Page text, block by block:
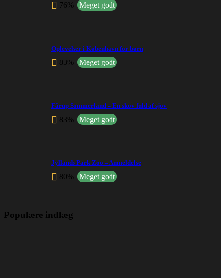
76% Meget godt
Oplevelser i København for børn
83% Meget godt
Fårup Sommerland – En skov fuld af sjov
83% Meget godt
Jyllands Park Zoo – Anmeldelse
80% Meget godt
Populære indlæg